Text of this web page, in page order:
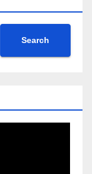
Search